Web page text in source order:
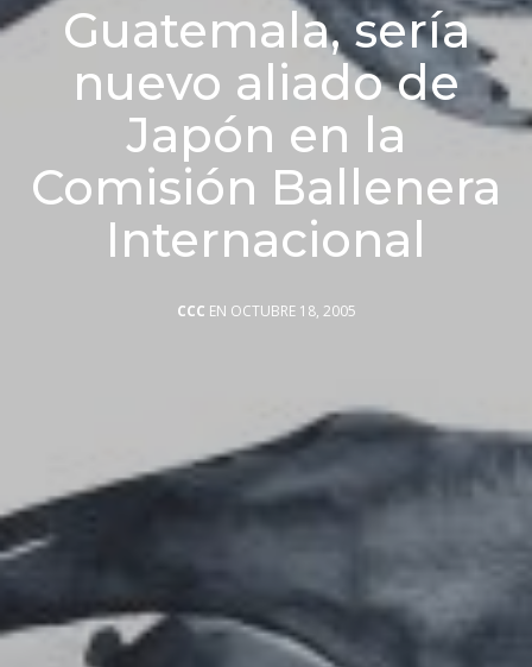
Guatemala, sería
nuevo aliado de
Japón en la
Comisión Ballenera
Internacional
CCC EN OCTUBRE 18, 2005